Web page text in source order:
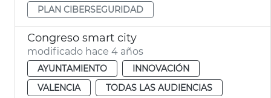
PLAN CIBERSEGURIDAD
Congreso smart city
modificado hace 4 años
AYUNTAMIENTO
INNOVACIÓN
VALENCIA
TODAS LAS AUDIENCIAS